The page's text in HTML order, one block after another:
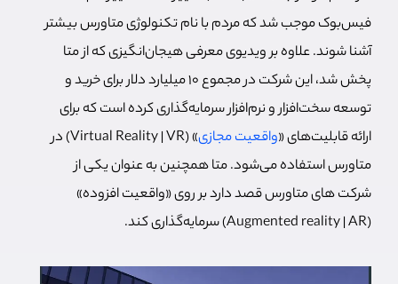
فیس‌بوک موجب شد که مردم با نام تکنولوژی متاورس بیشتر
آشنا شوند. علاوه بر ویدیوی معرفی هیجان‌انگیزی که از متا
پخش شد، این شرکت در مجموع 10 میلیارد دلار برای خرید و
توسعه سخت‌افزار و نرم‌افزار سرمایه‌گذاری کرده است که برای
ارائه قابلیت‌های «واقعیت مجازی
» (Virtual Reality | VR) در
متاورس استفاده می‌شود. متا همچنین به عنوان یکی از
شرکت های متاورس قصد دارد بر روی «واقعیت افزوده»
(Augmented reality | AR) سرمایه‌گذاری کند.